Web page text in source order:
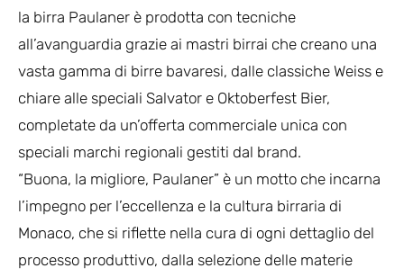
la birra Paulaner è prodotta con tecniche
all’avanguardia grazie ai mastri birrai che creano una
vasta gamma di birre bavaresi, dalle classiche Weiss e
chiare alle speciali Salvator e Oktoberfest Bier,
completate da un’offerta commerciale unica con
speciali marchi regionali gestiti dal brand.
“Buona, la migliore, Paulaner” è un motto che incarna
l’impegno per l’eccellenza e la cultura birraria di
Monaco, che si riflette nella cura di ogni dettaglio del
processo produttivo, dalla selezione delle materie